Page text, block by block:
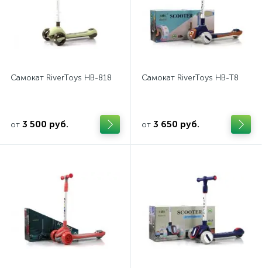
Самокат RiverToys HB-818
от 3 500 руб.
Самокат RiverToys HB-T8
от 3 650 руб.